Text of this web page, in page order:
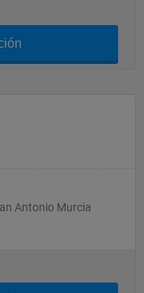
Antonio Murcia